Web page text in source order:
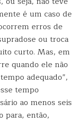
é um caso de
erros de
ou troca
curto. Mas, em
quando ele não
adequado”,
tempo
ao menos seis
para, então,